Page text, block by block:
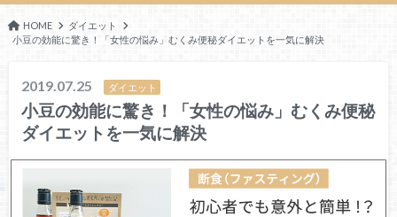
HOME
ダイエット
小豆の効能に驚き！「女性の悩み」むくみ便秘ダイエットを一気に解決
2019.07.25 ダイエット
小豆の効能に驚き！「女性の悩み」むくみ便秘
ダイエットを一気に解決